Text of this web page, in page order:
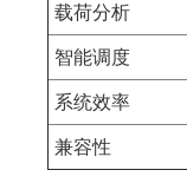
载荷分析
智能调度
系统效率
兼容性